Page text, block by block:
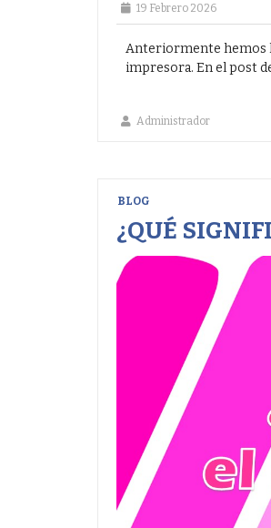
Administrador
19 Febrero 2026
Anteriormente hemos
impresora. En el post
¿QUÉ
BLOG